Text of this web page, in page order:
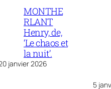
MONTHE
RLANT
Henry, de,
‘Le chaos et
la nuit’.
janvier 2026
5